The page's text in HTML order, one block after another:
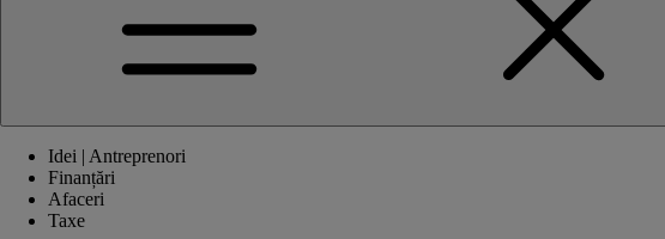
Idei | Antreprenori
Finanțări
Afaceri
Taxe